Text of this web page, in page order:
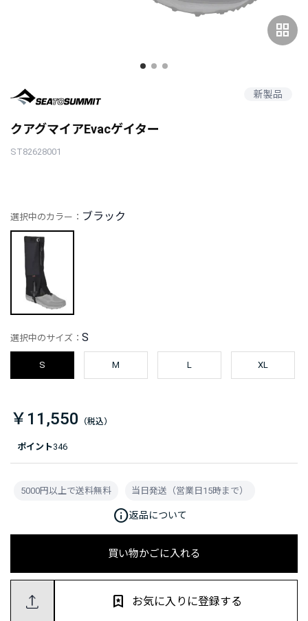
grid_view
新製品
クアグマイアEvacゲイター
ST82628001
ポイント346
選択中のカラー： ブラック
選択中のサイズ： S
S M L XL
￥11,550
買い物かごに入れる
お気に入りに登録する
5000円以上で送料無料 当日発送（営業日15時まで）
info返品について